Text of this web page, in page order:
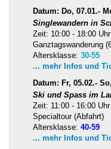
Datum: Do, 07.01.-
Singlewandern in
Zeit: 10:00 - 18:00 Uhr
Ganztagswanderung
Altersklasse: 30-55
... mehr Infos und
Datum: Fr, 05.02.-
Ski und Spass im
Zeit: 11:00 - 16:00 Uhr
Specialtour (Abfahrt)
Altersklasse: 40-59
... mehr Infos und